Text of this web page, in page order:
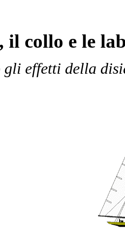
il collo e le
effetti della